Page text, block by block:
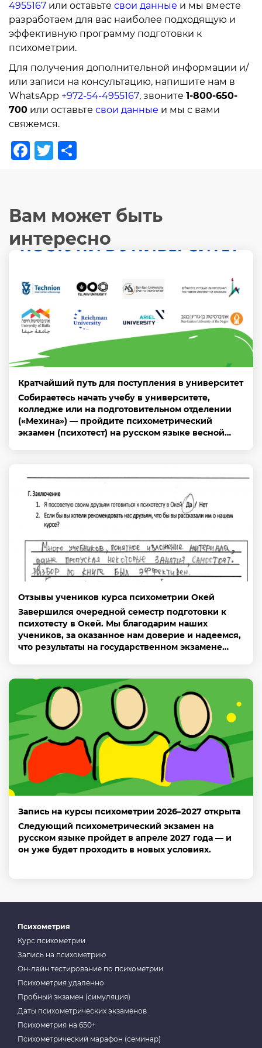
4955167 или оставьте свои данные и мы вместе
разработаем для вас наиболее подходящую и
эффективную программу подготовки к
психометрии.
Для получения дополнительной информации и/
или записи на консультацию, напишите нам в
WhatsApp +972-54-4955167, звоните 1-800-650-
700 или оставьте свои данные и мы с вами
свяжемся.
Facebook
Twitter
Вам может быть
интересно
Кратчайший путь для поступления в университет
Собираетесь начать учебу в университете,
колледже или на подготовительном отделении
(«Мехина») — пройдите психометрический
экзамен (психотест) на русском языке весной…
Отзывы учеников курса психометрии Окей
Завершился очередной семестр подготовки к
психотесту в Окей. Мы благодарим наших
учеников, за оказанное нам доверие и надеемся,
что результаты на государственном экзамене…
Запись на курсы психометрии 2026–2027 открыта
Следующий психометрический экзамен на
русском языке пройдет в апреле 2027 года — и
он уже будет проходить в новых условиях.
Психометрия
Курс психометрии
Запись на психометрию
Он-лайн тестирование по психометрии
Психометрия удаленно
Пробный экзамен (симуляция)
Даты психометрических экзаменов
Психометрия на 650+
Психометрический марафон (семинар)